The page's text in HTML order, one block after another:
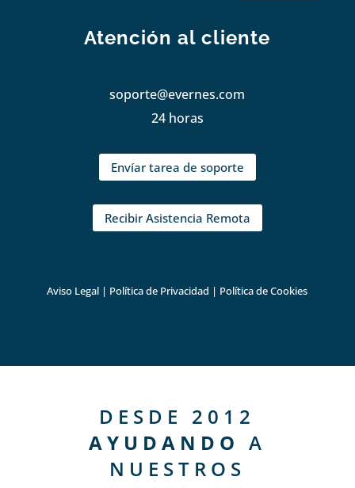
Atención al cliente
soporte@evernes.com
24 horas
Envíar tarea de soporte
Recibir Asistencia Remota
Aviso Legal | Política de Privacidad | Política de Cookies
DESDE 2012
AYUDANDO A
NUESTROS